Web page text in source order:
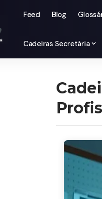
Feed Blog
Cadeiras Secretária